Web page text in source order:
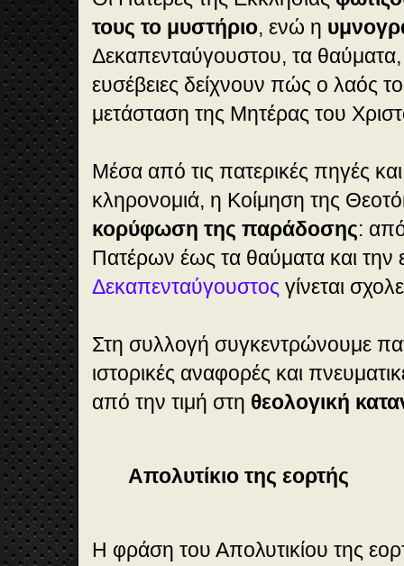
τους το μυστήριο, ενώ η
Δεκαπενταύγουστου, τα θαύματα,
ευσέβειες δείχνουν πώς ο λαός
μετάσταση της Μητέρας του
Μέσα από τις πατερικές πηγές
κληρονομιά, η Κοίμηση της
κορύφωση της παράδοσης:
Πατέρων έως τα θαύματα και την
Δεκαπενταύγουστος γίνεται
Στη συλλογή συγκεντρώνουμε
ιστορικές αναφορές και
από την τιμή στη θεολογική
Απολυτίκιο της εορτής
Η φράση του Απολυτικίου της